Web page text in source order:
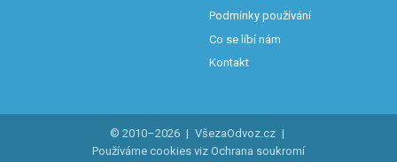
Podmínky používání
Co se líbí nám
Kontakt
© 2010–2026 | VšezaOdvoz.cz |
Používáme cookies viz Ochrana soukromí